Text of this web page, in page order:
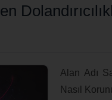
Alan Adı
Nasıl